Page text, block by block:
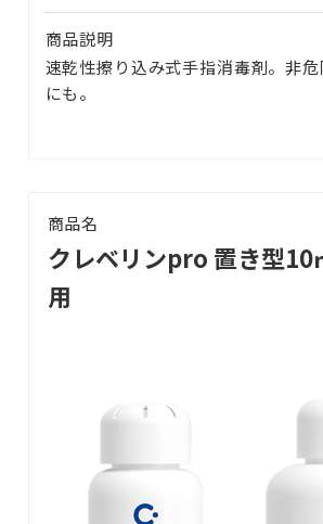
商品説明
速乾性擦り込み式手指消毒剤。非
にも。
商品名
クレベリンpro 置き型10
用